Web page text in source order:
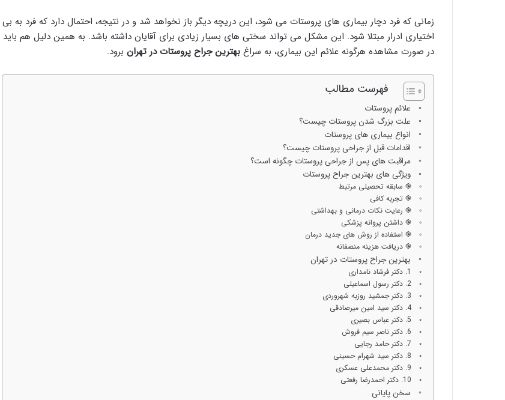
زمانی که فرد دچار بیماری های پروستات می شود، این دریچه دیگر باز نخواهد شد و در نتیجه، احتمال دارد که فرد به بی
اختیاری ادرار مبتلا شود. این مشکل می تواند سختی های بسیار زیادی برای آقایان داشته باشد. به همین دلیل هم باید
در صورت مشاهده هرگونه علائم این بیماری، به سراغ بهترین جراح پروستات در تهران برود.
فهرست مطالب
علائم پروستات
علت بزرگ شدن پروستات چیست؟
انواع بیماری های پروستات
اقدامات قبل از جراحی پروستات چیست؟
مراقبت های پس از جراحی پروستات چگونه است؟
ویژگی های بهترین جراح پروستات
֎ سابقه تحصیلی مرتبط
֎ تجربه کافی
֎ رعایت نکات درمانی و بهداشتی
֎ داشتن پروانه پزشکی
֎ استفاده از روش های جدید درمان
֎ دریافت هزینه منصفانه
بهترین جراح پروستات در تهران
1. دکتر فرشاد نامداری
2. دکتر رسول اسماعیلی
3. دکتر جمشید روزبه شهروردی
4. دکتر سید امین میرصادقی
5. دکتر عباس بصیری
6. دکتر ناصر سیم فروش
7. دکتر حامد رجایی
8. دکتر سید شهرام حسینی
9. دکتر محمدعلی عسکری
10. دکتر احمدرضا رفعتی
سخن پایانی